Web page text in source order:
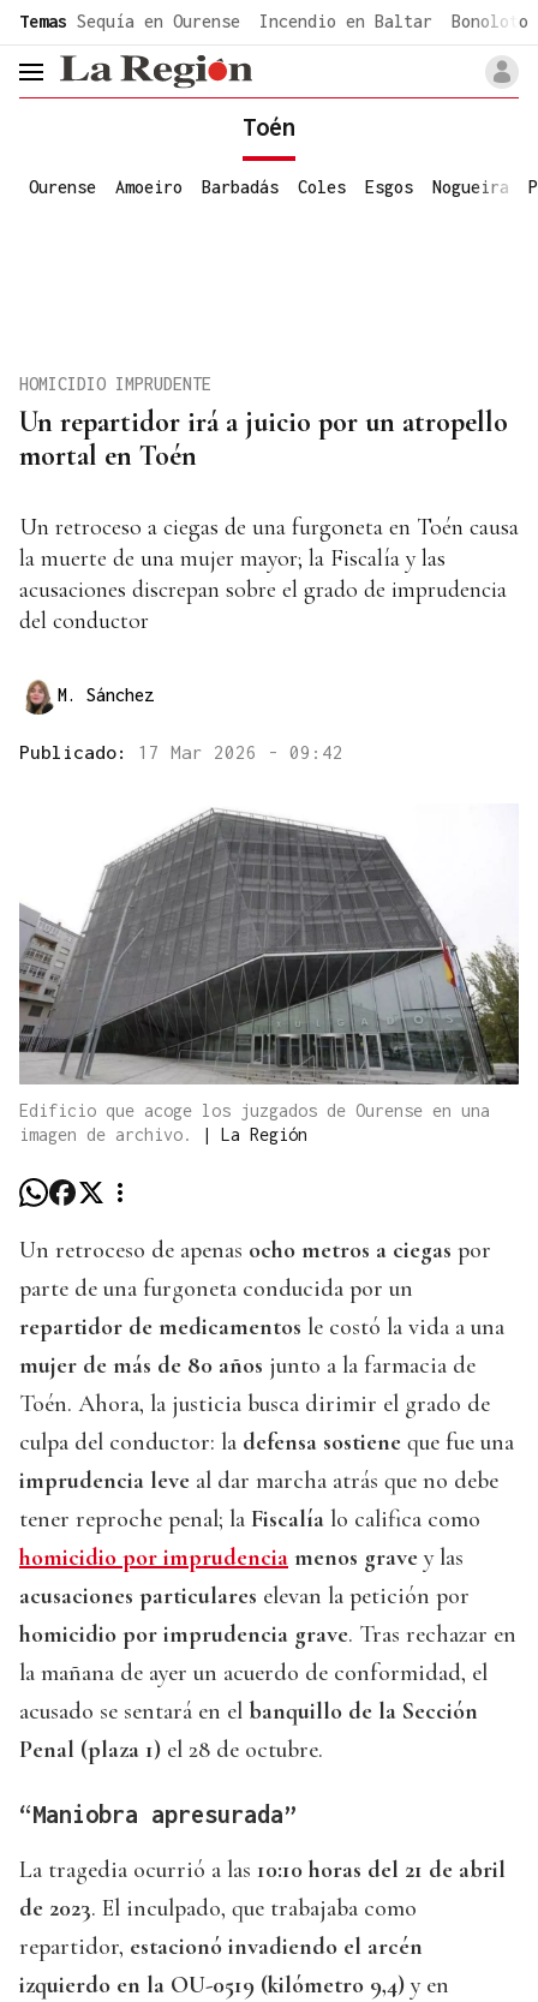
common.go-to-content
Temas Sequía en Ourense Incendio en Baltar Bonoloto
header.menu.open
Toén
Ourense Amoeiro Barbadás Coles Esgos Nogueira
Un repartidor irá a juicio por un atropello
mortal en Toén
HOMICIDIO IMPRUDENTE
Un retroceso a ciegas de una furgoneta en Toén causa
la muerte de una mujer mayor; la Fiscalía y las
acusaciones discrepan sobre el grado de imprudencia
del conductor
M. Sánchez
Publicado: 17 Mar 2026 - 09:42
Edificio que acoge los juzgados de Ourense en una
imagen de archivo.
| La Región
Un retroceso de apenas ocho metros a ciegas por
parte de una furgoneta conducida por un
repartidor de medicamentos le costó la vida a una
mujer de más de 80 años junto a la farmacia de
Toén. Ahora, la justicia busca dirimir el grado de
culpa del conductor: la defensa sostiene que fue una
imprudencia leve al dar marcha atrás que no debe
tener reproche penal; la Fiscalía lo califica como
homicidio por imprudencia menos grave y las
acusaciones particulares elevan la petición por
homicidio por imprudencia grave. Tras rechazar en
la mañana de ayer un acuerdo de conformidad, el
acusado se sentará en el banquillo de la Sección
Penal (plaza 1) el 28 de octubre.
“Maniobra apresurada”
La tragedia ocurrió a las 10:10 horas del 21 de abril
de 2023. El inculpado, que trabajaba como
repartidor, estacionó invadiendo el arcén
izquierdo en la OU-0519 (kilómetro 9,4) y en